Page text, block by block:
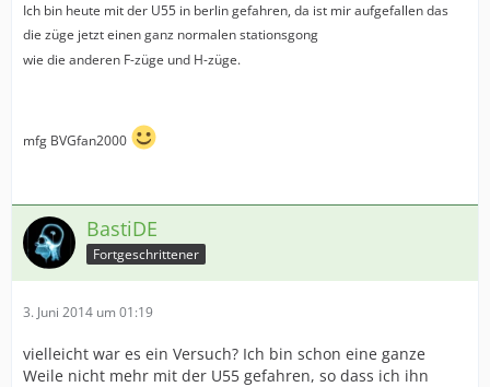
Ich bin heute mit der U55 in berlin gefahren, da ist mir aufgefallen das
die züge jetzt einen ganz normalen stationsgong
wie die anderen F-züge und H-züge.
mfg BVGfan2000
BastiDE
Fortgeschrittener
3. Juni 2014 um 01:19
vielleicht war es ein Versuch? Ich bin schon eine ganze
Weile nicht mehr mit der U55 gefahren, so dass ich ihn